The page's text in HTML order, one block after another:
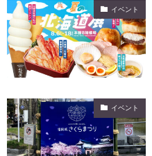
イベント
イベント